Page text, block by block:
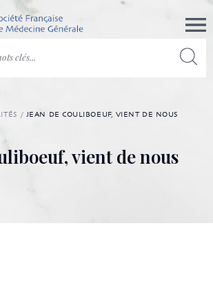
/ JEAN DE COULIBOEUF, VIENT DE NOUS
vient de nous